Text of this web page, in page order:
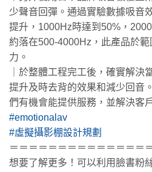
少聲音回彈。通過實驗數據吸音
提升，1000Hz時達到50%，
約落在500-4000Hz，此產品於
力。
｜於整體工程完工後，確實解決
提升及時去背的效果和減少回音
們有機會能提供服務，並解決客
#emotionalav
#虛擬攝影棚設計規劃
＝＝＝＝＝＝＝＝＝＝＝＝＝＝
想要了解更多！可以利用臉書粉